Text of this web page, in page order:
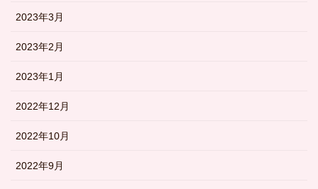
2023年3月
2023年2月
2023年1月
2022年12月
2022年10月
2022年9月